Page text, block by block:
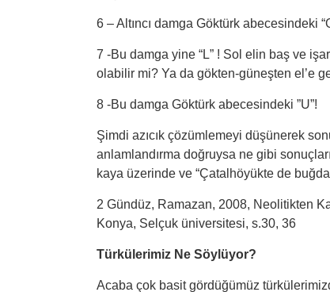
6 – Altıncı damga Göktürk abecesindeki
7 -Bu damga yine “L” ! Sol elin baş ve
olabilir mi? Ya da gökten-güneşten el’e
8 -Bu damga Göktürk abecesindeki ”U”!
Şimdi azıcık çözümlemeyi düşünerek
anlamlandırma doğruysa ne gibi
kaya üzerinde ve “Çatalhöyükte de
2 Gündüz, Ramazan, 2008, Neolitikten
Konya, Selçuk üniversitesi, s.30, 36
Türkülerimiz Ne Söylüyor?
Acaba çok basit gördüğümüz